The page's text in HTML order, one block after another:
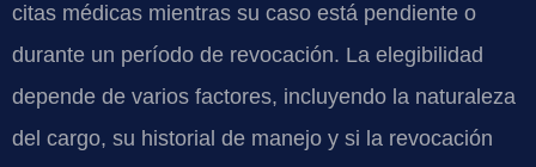
citas médicas mientras su caso está pendiente o
durante un período de revocación. La elegibilidad
depende de varios factores, incluyendo la naturaleza
del cargo, su historial de manejo y si la revocación